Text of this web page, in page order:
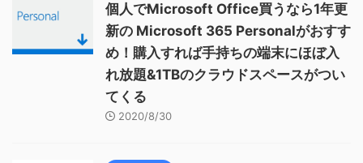
個人でMicrosoft Office買うなら1年更
新の Microsoft 365 Personalがおすす
め！購入すれば手持ちの端末にほぼ入
れ放題&1TBのクラウドスペースがつい
てくる
2020/8/30